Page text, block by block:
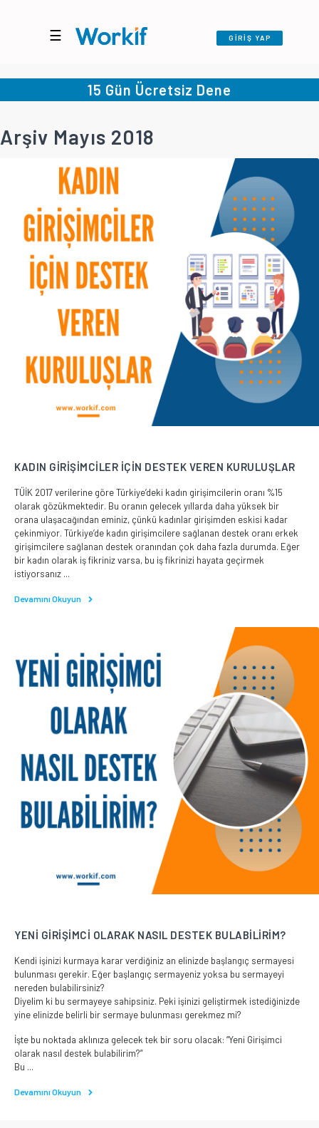
☰ GİRİŞ YAP
15 Gün Ücretsiz Dene
Arşiv Mayıs 2018
KADIN GİRİŞİMCİLER İÇİN DESTEK VEREN KURULUŞLAR
TÜİK 2017 verilerine göre Türkiye’deki kadın girişimcilerin oranı %15
olarak gözükmektedir. Bu oranın gelecek yıllarda daha yüksek bir
orana ulaşacağından eminiz, çünkü kadınlar girişimden eskisi kadar
çekinmiyor. Türkiye’de kadın girişimcilere sağlanan destek oranı erkek
girişimcilere sağlanan destek oranından çok daha fazla durumda. Eğer
bir kadın olarak iş fikriniz varsa, bu iş fikrinizi hayata geçirmek
istiyorsanız ...
Devamını Okuyun
YENİ GİRİŞİMCİ OLARAK NASIL DESTEK BULABİLİRİM?
Kendi işinizi kurmaya karar verdiğiniz an elinizde başlangıç sermayesi
bulunması gerekir. Eğer başlangıç sermayeniz yoksa bu sermayeyi
nereden bulabilirsiniz?
Diyelim ki bu sermayeye sahipsiniz. Peki işinizi geliştirmek istediğinizde
yine elinizde belirli bir sermaye bulunması gerekmez mi?
İşte bu noktada aklınıza gelecek tek bir soru olacak: “Yeni Girişimci
olarak nasıl destek bulabilirim?”
Bu ...
Devamını Okuyun